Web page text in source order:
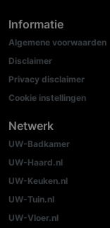
Informatie
Algemene voorwaarden
Disclaimer
Privacy disclaimer
Cookie instellingen
Netwerk
UW-Badkamer
UW-Haard.nl
UW-Keuken.nl
UW-Tuin.nl
UW-Vloer.nl